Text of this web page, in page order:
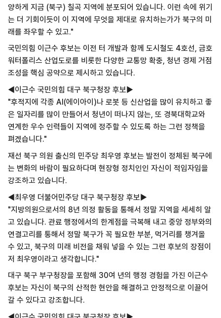
양하게 지금 (북구) 칠곡 지역에 분포되어 있습니다. 이런 속에 위기
는 더 기회이듯이 이 지역에 무엇을 제대로 유치하는가가 북구의 미
래를 좌우할 수 있고."
국민의힘 이근수 후보는 이전 터 개발과 함께 도시철도 4호선, 금호
워터폴리스 산업도로를 비롯한 다양한 교통망 확충, 청년 경제 거점
조성을 핵심 공약으로 제시하고 있습니다.
◀이근수 국민의힘 대구 북구청장 후보▶
"후적지에 각종 AI(에이아이)나 로봇 등 신산업을 많이 유치하고 좋
은 일자리를 많이 만들어서 청년이 떠나지 않는, 또 경북대학교와
연계한 우수 인력들이 지역에 정주할 수 있도록 하는 그런 정책을
펴겠습니다."
재선 북구 의원 출신의 민주당 최우영 후보는 발전이 정체된 북구에
는 변화의 바람이 필요하다며 현장형 정치인인 자신이 적임자임을
강조하고 있습니다.
◀최우영 더불어민주당 대구 북구청장 후보▶
"지방의원으로서의 8년 의정 활동을 통해서 정말 지역을 세세히 알
고 있습니다. 관료 행정에서의 한계점을 극복해 내고 중앙 정부와의
연결고리를 통해서 정말 북구가 꼭 필요한 부분, 먹거리를 챙겨올
수 있고, 북구의 미래 비전을 채워 넣을 수 있는 그런 후보의 장점이
저 최우영이라고 생각합니다."
대구 북구 부구청장을 포함해 30여 년의 행정 경험을 가진 이근수
후보는 자신이 북구의 산적한 현안을 해결하고 안정적으로 이끌어
갈 수 있다고 강조합니다.